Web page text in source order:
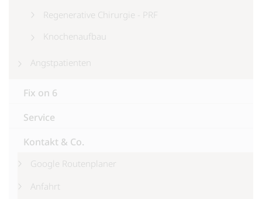
Regenerative Chirurgie - PRF
Knochenaufbau
Angstpatienten
Fix on 6
Service
Kontakt & Co.
Google Routenplaner
Anfahrt